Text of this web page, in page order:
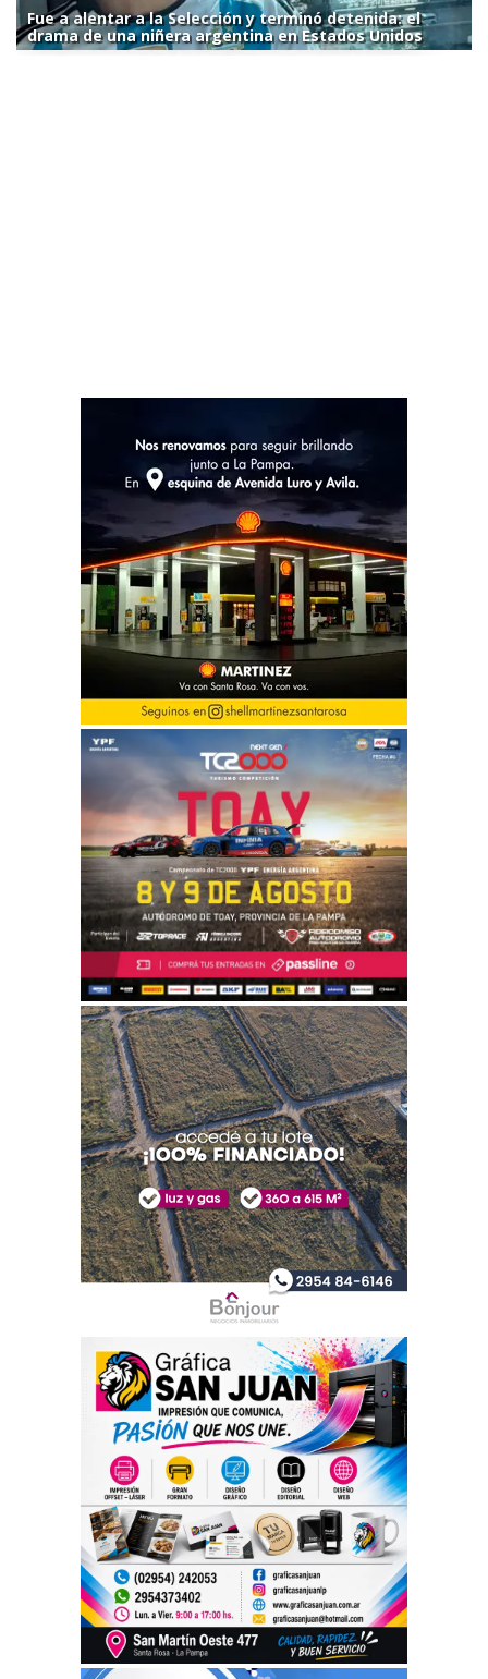
Fue a alentar a la Selección y terminó detenida: el
drama de una niñera argentina en Estados Unidos